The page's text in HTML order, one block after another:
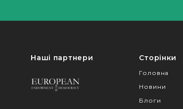
Наші партнери Сторінки
Головна
Новини
Блоги